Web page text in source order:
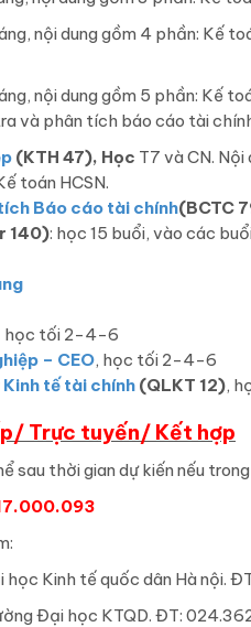
nội dung gồm 4 phần: Kế
nội dung gồm 5 phần: Kế
và phân tích báo cáo tài
(KTH 47), Học T7 và CN. Nội
toán HCSN.
Báo cáo tài chính(BCTC
140): học 15 buổi, vào các
học tối 2-4-6
– CEO, học tối 2-4-6
tế tài chính (QLKT 12),
Trực tuyến/ Kết hợp
sau thời gian dự kiến nếu
học Kinh tế quốc dân Hà nội.
Đại học KTQD. ĐT: